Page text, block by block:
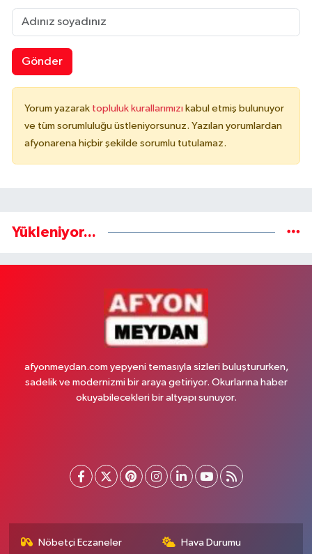
Gönder
Yorum yazarak topluluk kurallarımızı kabul etmiş bulunuyor
ve tüm sorumluluğu üstleniyorsunuz. Yazılan yorumlardan
afyonarena hiçbir şekilde sorumlu tutulamaz.
Yükleniyor...
afyonmeydan.com yepyeni temasıyla sizleri buluştururken,
sadelik ve modernizmi bir araya getiriyor. Okurlarına haber
okuyabilecekleri bir altyapı sunuyor.
Nöbetçi Eczaneler Hava Durumu